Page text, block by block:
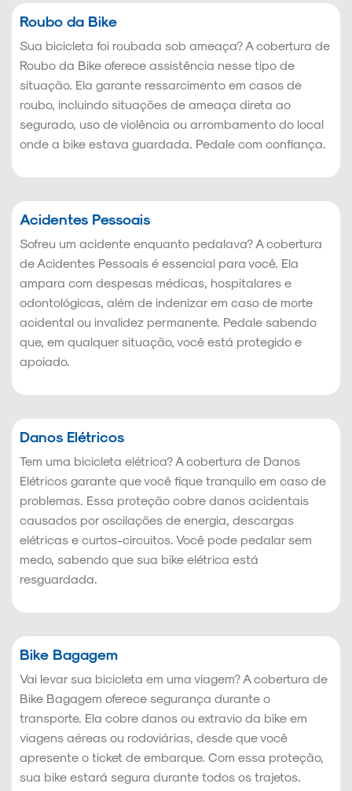
Roubo da Bike
Sua bicicleta foi roubada sob ameaça? A cobertura de
Roubo da Bike oferece assistência nesse tipo de
situação. Ela garante ressarcimento em casos de
roubo, incluindo situações de ameaça direta ao
segurado, uso de violência ou arrombamento do local
onde a bike estava guardada. Pedale com confiança.
Acidentes Pessoais
Sofreu um acidente enquanto pedalava? A cobertura
de Acidentes Pessoais é essencial para você. Ela
ampara com despesas médicas, hospitalares e
odontológicas, além de indenizar em caso de morte
acidental ou invalidez permanente. Pedale sabendo
que, em qualquer situação, você está protegido e
apoiado.
Danos Elétricos
Tem uma bicicleta elétrica? A cobertura de Danos
Elétricos garante que você fique tranquilo em caso de
problemas. Essa proteção cobre danos acidentais
causados por oscilações de energia, descargas
elétricas e curtos-circuitos. Você pode pedalar sem
medo, sabendo que sua bike elétrica está
resguardada.
Bike Bagagem
Vai levar sua bicicleta em uma viagem? A cobertura de
Bike Bagagem oferece segurança durante o
transporte. Ela cobre danos ou extravio da bike em
viagens aéreas ou rodoviárias, desde que você
apresente o ticket de embarque. Com essa proteção,
sua bike estará segura durante todos os trajetos.